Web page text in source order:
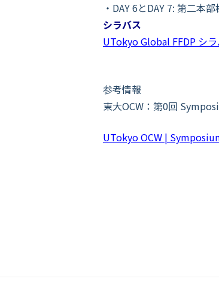
・DAY 6とDAY 7: 第二本
シラバス
UTokyo Global FFDP シ
参考情報
東大OCW：第0回
UTokyo OCW |